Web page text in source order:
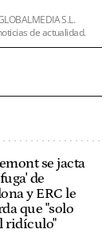
S.L.
de actualidad.
se jacta
de
y ERC le
que "solo
ridículo"